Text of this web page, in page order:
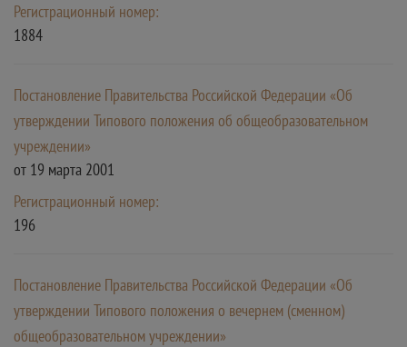
Регистрационный номер:
1884
Постановление Правительства Российской Федерации «Об
утверждении Типового положения об общеобразовательном
учреждении»
от 19 марта 2001
Регистрационный номер:
196
Постановление Правительства Российской Федерации «Об
утверждении Типового положения о вечернем (сменном)
общеобразовательном учреждении»